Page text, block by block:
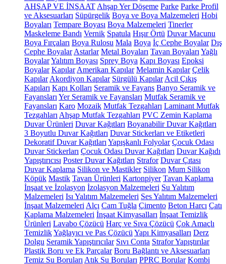
AHŞAP VE İNŞAAT Ahşap Yer Döşeme Parke Parke Profil
ve Aksesuarları Süpürgelik Boya ve Boya Malzemeleri Hobi
Boyaları Tempare Boyası Boya Malzemeleri Tinerler
Maskeleme Bandı Vernik Spatula Hışır Örtü Duvar Macunu
Boya Fırçaları Boya Rulosu Mala Boya İç Cephe Boyalar Dış
Cephe Boyalar Astarlar Metal Boyaları Tavan Boyaları Yağlı
BoyalarYalıtım Boyası Sprey Boya Kapı Boyası Epoksi
Boyalar Kapılar Amerikan Kapılar Melamin Kapılar Çelik
Kapılar Akordiyon Kapılar Sürgülü Kapılar Acil Çıkış
Kapıları Kapı Kolları Seramik ve Fayans Banyo Seramik ve
Fayansları Yer Seramik ve Fayansları Mutfak Seramik ve
Fayansları Karo Mozaik Mutfak Tezgahları Laminant Mutfak
Tezgahları Ahşap Mutfak Tezgahları PVC Zemin Kaplama
Duvar Ürünleri Duvar Kağıtları Boyanabilir Duvar Kağıtları
3 Boyutlu Duvar Kağıtları Duvar Stickerları ve Etiketleri
Dekoratif Duvar Kağıtları Yapışkanlı Folyolar Çocuk Odası
Duvar Stickerları Çocuk Odası Duvar Kağıtları Duvar Kağıdı
Yapıştırıcısı Poster Duvar Kağıtları Strafor Duvar Çıtası
Duvar Kaplama Silikon ve Mastikler Silikon Mum Silikon
Köpük Mastik Tavan Ürünleri Kartonpiyer Tavan Kaplama
İnşaat ve İzolasyon İzolasyon Malzemeleri Su Yalıtım
Malzemeleri Isı Yalıtım Malzemeleri Ses Yalıtım Malzemeleri
İnşaat Malzemeleri Alçı Cam Tuğla Çimento Beton Harcı Çatı
Kaplama Malzemeleri İnşaat Kimyasalları İnşaat Temizlik
Ürünleri Lavabo Çözücü Harç ve Sıva Çözücü Çok Amaçlı
TemizlikYağlayıcı ve Pas Çözücü Yapı Kimyasalları Derz
Dolgu Seramik Yapıştırıcılar Sıvı Conta Strafor Yapıştırılar
Plastik Boru ve Ek Parçalar Boru Bağlantı ve Aksesuarları
Temiz Su Boruları Atık Su Boruları PPRC Borular Kombi